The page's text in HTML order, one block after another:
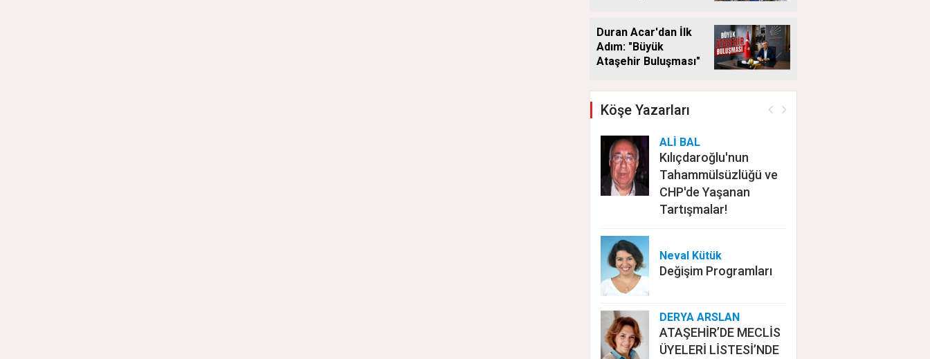
Duran Acar'dan İlk
Adım: "Büyük
Ataşehir Buluşması"
Köşe Yazarları
ALİ BAL
Kılıçdaroğlu'nun
Tahammülsüzlüğü ve
CHP'de Yaşanan
Tartışmalar!
Neval Kütük
Değişim Programları
DERYA ARSLAN
ATAŞEHİR’DE MECLİS
ÜYELERİ LİSTESİ’NDE